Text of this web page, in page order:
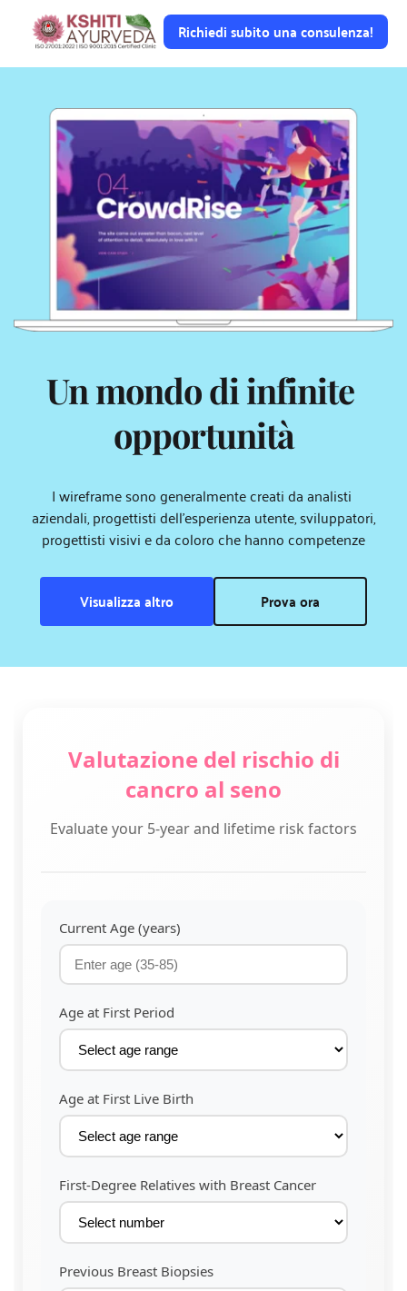
Richiedi subito una consulenza!
Un mondo di infinite
opportunità
I wireframe sono generalmente creati da analisti
aziendali, progettisti dell'esperienza utente, sviluppatori,
progettisti visivi e da coloro che hanno competenze
Visualizza altro Prova ora
Valutazione del rischio di
cancro al seno
Evaluate your 5-year and lifetime risk factors
Current Age (years)
Age at First Period
Age at First Live Birth
First-Degree Relatives with Breast Cancer
Previous Breast Biopsies